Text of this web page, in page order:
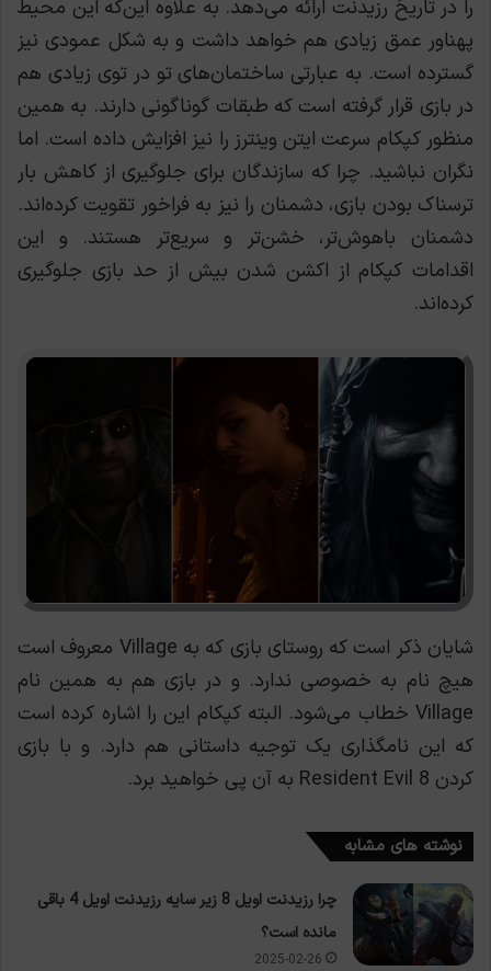
را در تاریخ رزیدنت ارائه می‌دهد. به علاوه این‌که این محیط
پهناور عمق زیادی هم خواهد داشت و به شکل عمودی نیز
گسترده است. به عبارتی ساختمان‌های تو در توی زیادی هم
در بازی قرار گرفته است که طبقات گوناگونی دارند. به همین
منظور کپکام سرعت ایتن وینترز را نیز افزایش داده است. اما
نگران نباشید. چرا که سازندگان برای جلوگیری از کاهش بار
ترسناک بودن بازی، دشمنان را نیز به فراخور تقویت کرده‌اند.
دشمنان باهوش‌تر، خشن‌تر و سریع‌تر هستند. و این
اقدامات کپکام از اکشن شدن بیش از حد بازی جلوگیری
کرده‌اند.
شایان ذکر است که روستای بازی که به Village معروف است
هیچ نام به خصوصی ندارد. و در بازی هم به همین نام
Village خطاب می‌شود. البته کپکام این را اشاره کرده است
که این نامگذاری یک توجیه داستانی هم دارد. و با بازی
کردن Resident Evil 8 به آن پی خواهید برد.
نوشته های مشابه
چرا رزیدنت اویل 8 زیر سایه رزیدنت اویل 4 باقی
مانده است؟
2025-02-26